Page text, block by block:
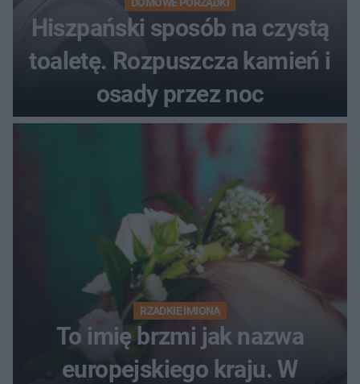
Hiszpański sposób na czystą
toaletę. Rozpuszcza kamień i
osady przez noc
RZADKIE IMIONA
To imię brzmi jak nazwa
europejskiego kraju. W